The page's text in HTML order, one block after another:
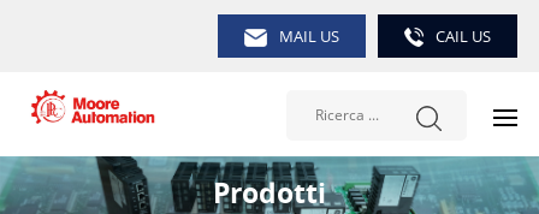
MAIL US CAIL US
Prodotti